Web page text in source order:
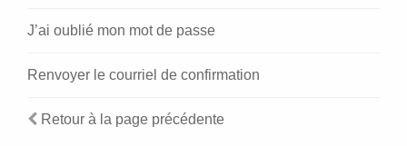
J’ai oublié mon mot de passe
Renvoyer le courriel de confirmation
Retour à la page précédente